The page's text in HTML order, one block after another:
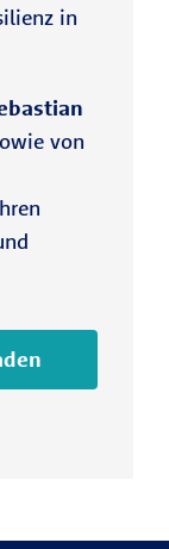
in
von